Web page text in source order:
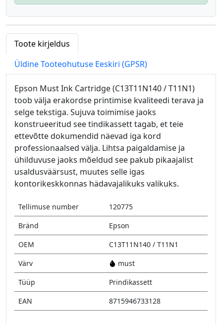
Toote kirjeldus
Üldine Tooteohutuse Eeskiri (GPSR)
Epson Must Ink Cartridge (C13T11N140 / T11N1)
toob välja erakordse printimise kvaliteedi terava ja
selge tekstiga. Sujuva toimimise jaoks
konstrueeritud see tindikassett tagab, et teie
ettevõtte dokumendid näevad iga kord
professionaalsed välja. Lihtsa paigaldamise ja
ühilduvuse jaoks mõeldud see pakub pikaajalist
usaldusväärsust, muutes selle igas
kontorikeskkonnas hädavajalikuks valikuks.
Tellimuse number
120775
Bränd
Epson
OEM
C13T11N140 / T11N1
Värv
must
Tüüp
Prindikassett
EAN
8715946733128